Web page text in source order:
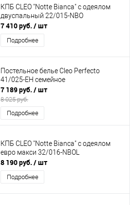
КПБ CLEO "Notte Bianca" с одеялом
двуспальный 22/015-NBO
7 410 руб. / шт
Подробнее
Постельное белье Cleo Perfecto
41/025-EH семейное
7 189 руб. / шт
8 025 руб.
Подробнее
КПБ CLEO "Notte Bianca" с одеялом
евро макси 32/016-NBOL
8 190 руб. / шт
Подробнее